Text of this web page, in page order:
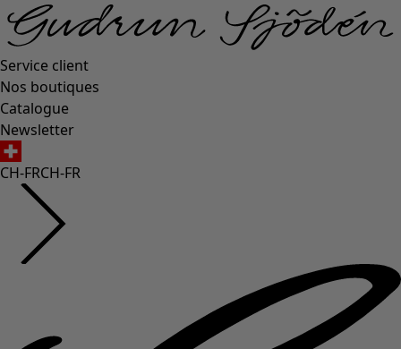
Service client
Nos boutiques
Catalogue
Newsletter
CH-FRCH-FR